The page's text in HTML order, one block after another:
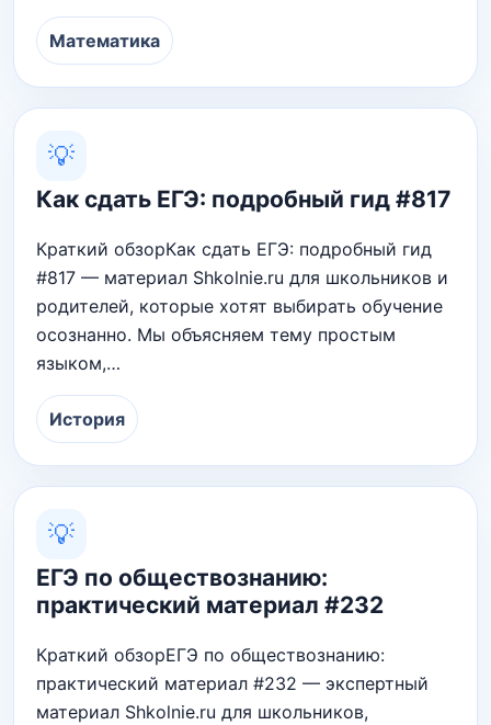
Математика
💡
Как сдать ЕГЭ: подробный гид #817
Краткий обзорКак сдать ЕГЭ: подробный гид
#817 — материал Shkolnie.ru для школьников и
родителей, которые хотят выбирать обучение
осознанно. Мы объясняем тему простым
языком,…
История
💡
ЕГЭ по обществознанию:
практический материал #232
Краткий обзорЕГЭ по обществознанию:
практический материал #232 — экспертный
материал Shkolnie.ru для школьников,